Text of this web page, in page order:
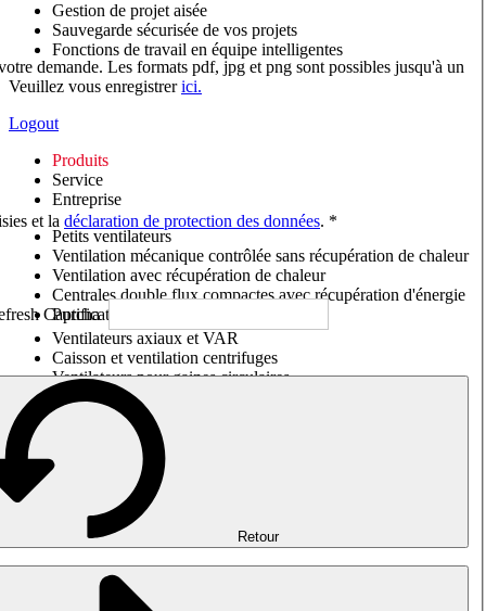
Gestion de projet aisée
Sauvegarde sécurisée de vos projets
Fonctions de travail en équipe intelligentes
Veuillez vous enregistrerici.
Logout
Produits
Service
Entreprise
Petits ventilateurs
Ventilation mécanique contrôlée sans récupération de chaleur
Ventilation avec récupération de chaleur
Centrales double flux compactes avec récupération d'énergie
Purificateurs d'air/Moniteurs CO
Ventilateurs axiaux et VAR
Caisson et ventilation centrifuges
Ventilateurs pour gaines circulaires
Ventilateurs pour gaines rectangulaires
Tourelles de toiture
Désenfumage, détection incendie et ventilation de parking
Ventilateurs antidéflagrants
Mesurer. Contrôler. Réguler.
Traitement d'air
Accessoires aérauliques
demande. Les formats pdf, jpg et png sont possibles jusqu'à un
et la déclaration de protection des données. *
Retour